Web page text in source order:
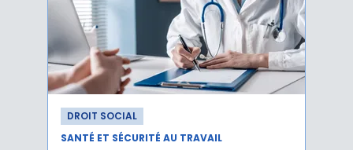
DROIT SOCIAL
SANTÉ ET SÉCURITÉ AU TRAVAIL